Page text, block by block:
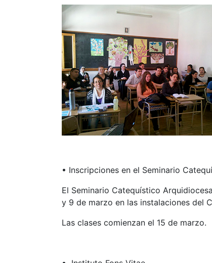
• Inscripciones en el Seminario
El Seminario Catequístico
y 9 de marzo en las instalaciones del
Las clases comienzan el 15 de marzo.